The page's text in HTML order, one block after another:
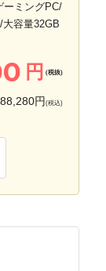
ーミングPC/
容量32GB
円 (税抜)
円 (税込)